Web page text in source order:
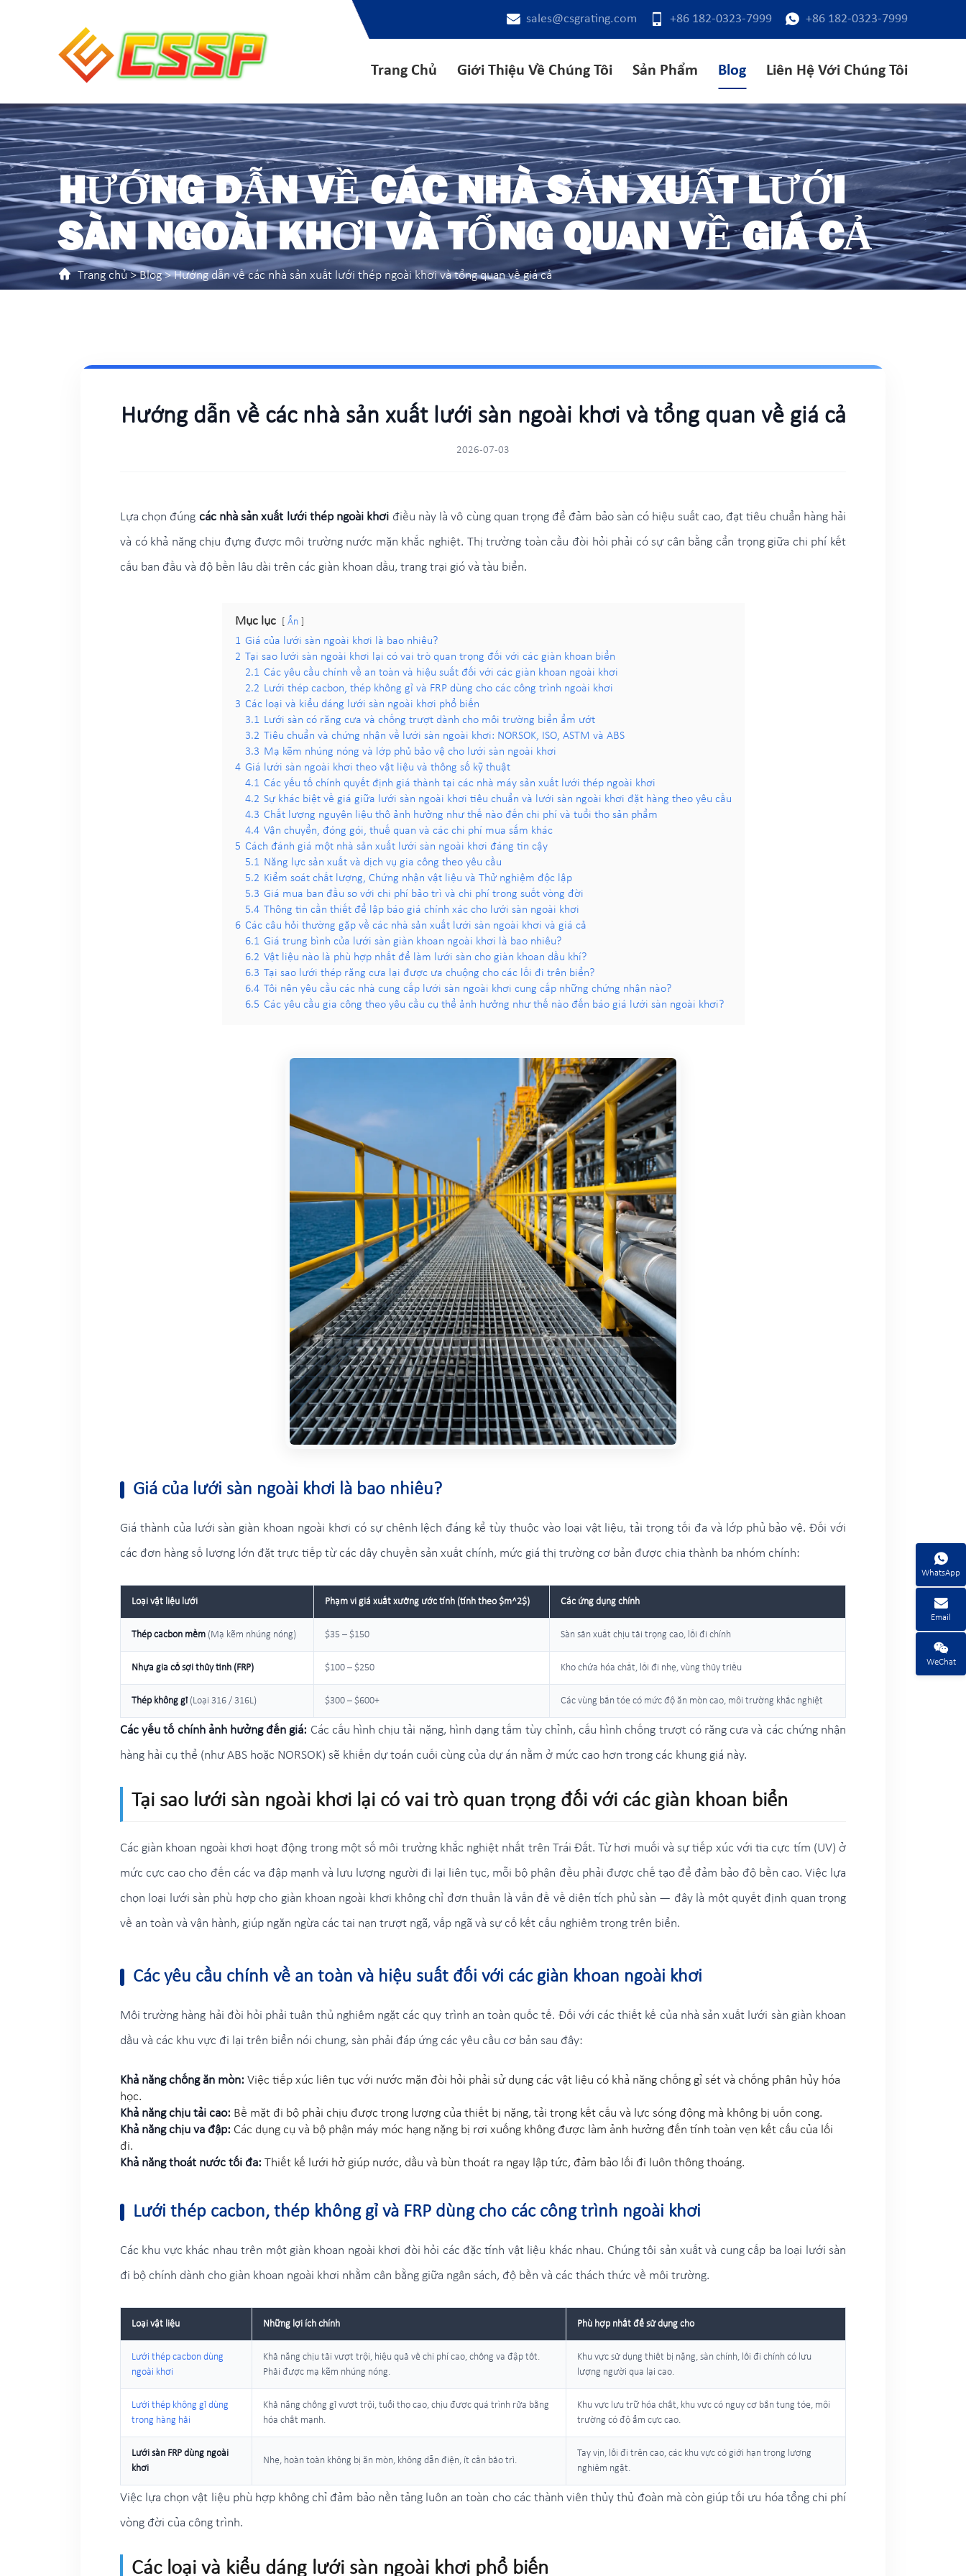
sales@csgrating.com +86 182-0323-7999 +86 182-0323-7999
Trang Chủ Giới Thiệu Về Chúng Tôi Sản Phẩm Blog Liên Hệ Với Chúng Tôi
HƯỚNG DẪN VỀ CÁC NHÀ SẢN XUẤT LƯỚI
SÀN NGOÀI KHƠI VÀ TỔNG QUAN VỀ GIÁ CẢ
Trang chủ>Blog> Hướng dẫn về các nhà sản xuất lưới thép ngoài khơi và tổng quan về giá cả
Hướng dẫn về các nhà sản xuất lưới sàn ngoài khơi và tổng quan về giá cả
2026-07-03
Lựa chọn đúng các nhà sản xuất lưới thép ngoài khơi điều này là vô cùng quan trọng để đảm bảo sàn có hiệu suất cao, đạt tiêu chuẩn hàng hải
và có khả năng chịu đựng được môi trường nước mặn khắc nghiệt. Thị trường toàn cầu đòi hỏi phải có sự cân bằng cẩn trọng giữa chi phí kết
cấu ban đầu và độ bền lâu dài trên các giàn khoan dầu, trang trại gió và tàu biển.
Mục lục Ẩn
1 Giá của lưới sàn ngoài khơi là bao nhiêu?
2 Tại sao lưới sàn ngoài khơi lại có vai trò quan trọng đối với các giàn khoan biển
2.1 Các yêu cầu chính về an toàn và hiệu suất đối với các giàn khoan ngoài khơi
2.2 Lưới thép cacbon, thép không gỉ và FRP dùng cho các công trình ngoài khơi
3 Các loại và kiểu dáng lưới sàn ngoài khơi phổ biến
3.1 Lưới sàn có răng cưa và chống trượt dành cho môi trường biển ẩm ướt
3.2 Tiêu chuẩn và chứng nhận về lưới sàn ngoài khơi: NORSOK, ISO, ASTM và ABS
3.3 Mạ kẽm nhúng nóng và lớp phủ bảo vệ cho lưới sàn ngoài khơi
4 Giá lưới sàn ngoài khơi theo vật liệu và thông số kỹ thuật
4.1 Các yếu tố chính quyết định giá thành tại các nhà máy sản xuất lưới thép ngoài khơi
4.2 Sự khác biệt về giá giữa lưới sàn ngoài khơi tiêu chuẩn và lưới sàn ngoài khơi đặt hàng theo yêu cầu
4.3 Chất lượng nguyên liệu thô ảnh hưởng như thế nào đến chi phí và tuổi thọ sản phẩm
4.4 Vận chuyển, đóng gói, thuế quan và các chi phí mua sắm khác
5 Cách đánh giá một nhà sản xuất lưới sàn ngoài khơi đáng tin cậy
5.1 Năng lực sản xuất và dịch vụ gia công theo yêu cầu
5.2 Kiểm soát chất lượng, Chứng nhận vật liệu và Thử nghiệm độc lập
5.3 Giá mua ban đầu so với chi phí bảo trì và chi phí trong suốt vòng đời
5.4 Thông tin cần thiết để lập báo giá chính xác cho lưới sàn ngoài khơi
6 Các câu hỏi thường gặp về các nhà sản xuất lưới sàn ngoài khơi và giá cả
6.1 Giá trung bình của lưới sàn giàn khoan ngoài khơi là bao nhiêu?
6.2 Vật liệu nào là phù hợp nhất để làm lưới sàn cho giàn khoan dầu khí?
6.3 Tại sao lưới thép răng cưa lại được ưa chuộng cho các lối đi trên biển?
6.4 Tôi nên yêu cầu các nhà cung cấp lưới sàn ngoài khơi cung cấp những chứng nhận nào?
6.5 Các yêu cầu gia công theo yêu cầu cụ thể ảnh hưởng như thế nào đến báo giá lưới sàn ngoài khơi?
Giá của lưới sàn ngoài khơi là bao nhiêu?
Giá thành của lưới sàn giàn khoan ngoài khơi có sự chênh lệch đáng kể tùy thuộc vào loại vật liệu, tải trọng tối đa và lớp phủ bảo vệ. Đối với
các đơn hàng số lượng lớn đặt trực tiếp từ các dây chuyền sản xuất chính, mức giá thị trường cơ bản được chia thành ba nhóm chính:
Loại vật liệu lưới Phạm vi giá xuất xưởng ước tính (tính theo $m^2$) Các ứng dụng chính
Thép cacbon mềm (Mạ kẽm nhúng nóng) $35 – $150 Sàn sản xuất chịu tải trọng cao, lối đi chính
Nhựa gia cố sợi thủy tinh (FRP) $100 – $250 Kho chứa hóa chất, lối đi nhẹ, vùng thủy triều
Thép không gỉ(Loại 316 / 316L) $300 – $600+ Các vùng bắn tóe có mức độ ăn mòn cao, môi trường khắc nghiệt
Các yếu tố chính ảnh hưởng đến giá: Các cấu hình chịu tải nặng, hình dạng tấm tùy chỉnh, cấu hình chống trượt có răng cưa và các chứng nhận
hàng hải cụ thể (như ABS hoặc NORSOK) sẽ khiến dự toán cuối cùng của dự án nằm ở mức cao hơn trong các khung giá này.
Tại sao lưới sàn ngoài khơi lại có vai trò quan trọng đối với các giàn khoan biển
Các giàn khoan ngoài khơi hoạt động trong một số môi trường khắc nghiệt nhất trên Trái Đất. Từ hơi muối và sự tiếp xúc với tia cực tím (UV) ở
mức cực cao cho đến các va đập mạnh và lưu lượng người đi lại liên tục, mỗi bộ phận đều phải được chế tạo để đảm bảo độ bền cao. Việc lựa
chọn loại lưới sàn phù hợp cho giàn khoan ngoài khơi không chỉ đơn thuần là vấn đề về diện tích phủ sàn — đây là một quyết định quan trọng
về an toàn và vận hành, giúp ngăn ngừa các tai nạn trượt ngã, vấp ngã và sự cố kết cấu nghiêm trọng trên biển.
Các yêu cầu chính về an toàn và hiệu suất đối với các giàn khoan ngoài khơi
Môi trường hàng hải đòi hỏi phải tuân thủ nghiêm ngặt các quy trình an toàn quốc tế. Đối với các thiết kế của nhà sản xuất lưới sàn giàn khoan
dầu và các khu vực đi lại trên biển nói chung, sàn phải đáp ứng các yêu cầu cơ bản sau đây:
Khả năng chống ăn mòn: Việc tiếp xúc liên tục với nước mặn đòi hỏi phải sử dụng các vật liệu có khả năng chống gỉ sét và chống phân hủy hóa
học.
Khả năng chịu tải cao: Bề mặt đi bộ phải chịu được trọng lượng của thiết bị nặng, tải trọng kết cấu và lực sóng động mà không bị uốn cong.
Khả năng chịu va đập: Các dụng cụ và bộ phận máy móc hạng nặng bị rơi xuống không được làm ảnh hưởng đến tính toàn vẹn kết cấu của lối
đi.
Khả năng thoát nước tối đa: Thiết kế lưới hở giúp nước, dầu và bùn thoát ra ngay lập tức, đảm bảo lối đi luôn thông thoáng.
Lưới thép cacbon, thép không gỉ và FRP dùng cho các công trình ngoài khơi
Các khu vực khác nhau trên một giàn khoan ngoài khơi đòi hỏi các đặc tính vật liệu khác nhau. Chúng tôi sản xuất và cung cấp ba loại lưới sàn
đi bộ chính dành cho giàn khoan ngoài khơi nhằm cân bằng giữa ngân sách, độ bền và các thách thức về môi trường.
Loại vật liệu Những lợi ích chính Phù hợp nhất để sử dụng cho
Lưới thép cacbon dùng
ngoài khơi
Khả năng chịu tải vượt trội, hiệu quả về chi phí cao, chống va đập tốt.
Phải được mạ kẽm nhúng nóng.
Khu vực sử dụng thiết bị nặng, sàn chính, lối đi chính có lưu
lượng người qua lại cao.
Lưới thép không gỉ dùng
trong hàng hải
Khả năng chống gỉ vượt trội, tuổi thọ cao, chịu được quá trình rửa bằng
hóa chất mạnh.
Khu vực lưu trữ hóa chất, khu vực có nguy cơ bắn tung tóe, môi
trường có độ ẩm cực cao.
Lưới sàn FRP dùng ngoài
khơi
Nhẹ, hoàn toàn không bị ăn mòn, không dẫn điện, ít cần bảo trì.
Tay vịn, lối đi trên cao, các khu vực có giới hạn trọng lượng
nghiêm ngặt.
Việc lựa chọn vật liệu phù hợp không chỉ đảm bảo nền tảng luôn an toàn cho các thành viên thủy thủ đoàn mà còn giúp tối ưu hóa tổng chi phí
vòng đời của công trình.
Các loại và kiểu dáng lưới sàn ngoài khơi phổ biến
WhatsApp
Email
WeChat